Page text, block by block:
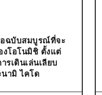
อฉบับสมบูรณ์ที่จะ
งโอโนมิชิ ตั้งแต่
รเดินเล่นเลียบ
นามิ ไคโด